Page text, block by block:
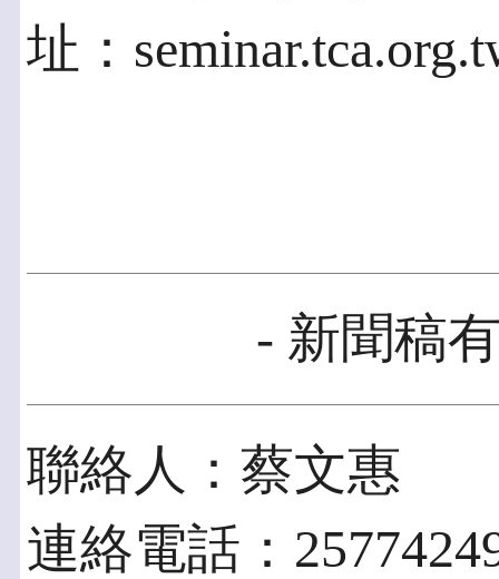
址：
- 新聞稿
聯絡人：蔡文惠
連絡電話：